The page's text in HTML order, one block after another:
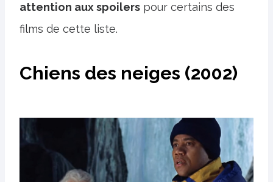
attention aux spoilers pour certains des
films de cette liste.
Chiens des neiges (2002)